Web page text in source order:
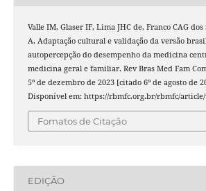
Valle IM, Glaser IF, Lima JHC de, Franco CAG dos
A. Adaptação cultural e validação da versão
autopercepção do desempenho da medicina
medicina geral e familiar. Rev Bras Med Fam
5º de dezembro de 2023 [citado 6º de agosto de
Disponível em: https://rbmfc.org.br/rbmfc/
Fomatos de Citação
EDIÇÃO